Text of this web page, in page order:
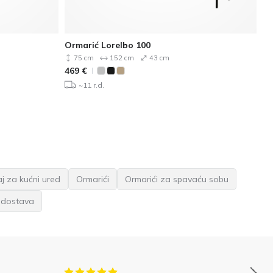
Ormarić Lorelbo 100
75 cm 152 cm 43 cm
469 €
~11 r.d.
za kućni ured Ormarići
Ormarići za spavaću sobu